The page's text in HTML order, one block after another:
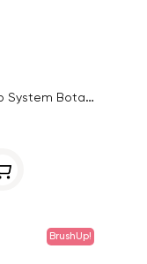
Molly Nails Nail Conditioner 3-Step System Botanical Strong, 10ml
BrushUp!